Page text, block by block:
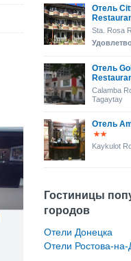
Отель
Sta. Rosa
Отель
Calamba
Tagaytay
Отель
Kaykulot
Гостиницы
городов
Отели Донецка
Отели Ростова-на-